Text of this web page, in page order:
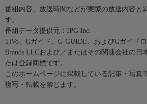
番組内容、放送時間などが実際の放送内容と
す。
番組データ提供元：IPG Inc.
TiVo、Gガイド、G-GUIDE、およびGガイド
Brands LLCおよび／またはその関連会社の日
たは登録商標です。
このホームページに掲載している記事・写真
複写・転載を禁じます。